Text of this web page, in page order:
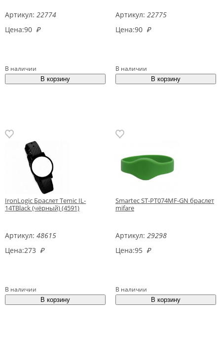
Артикул: 22774
Цена:90 ₽
В наличии
Артикул: 22775
Цена:90 ₽
В наличии
IronLogic Браслет Temic IL-
14TBlack (чёрный) (4591)
Артикул: 48615
Цена:273 ₽
В наличии
Smartec ST-PT074MF-GN браслет
mifare
Артикул: 29298
Цена:95 ₽
В наличии